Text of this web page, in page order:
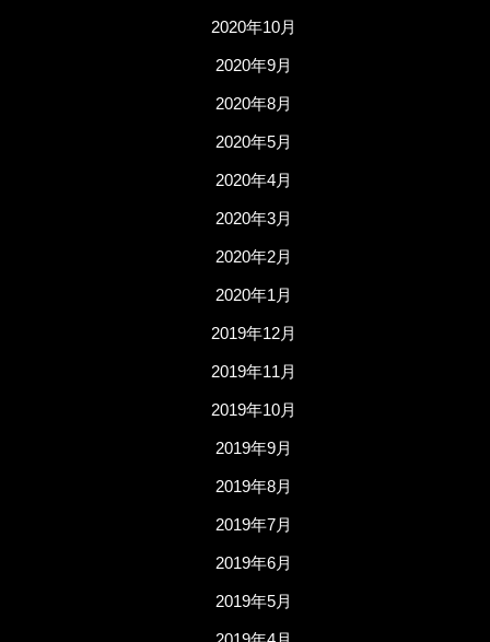
2020年10月
2020年9月
2020年8月
2020年5月
2020年4月
2020年3月
2020年2月
2020年1月
2019年12月
2019年11月
2019年10月
2019年9月
2019年8月
2019年7月
2019年6月
2019年5月